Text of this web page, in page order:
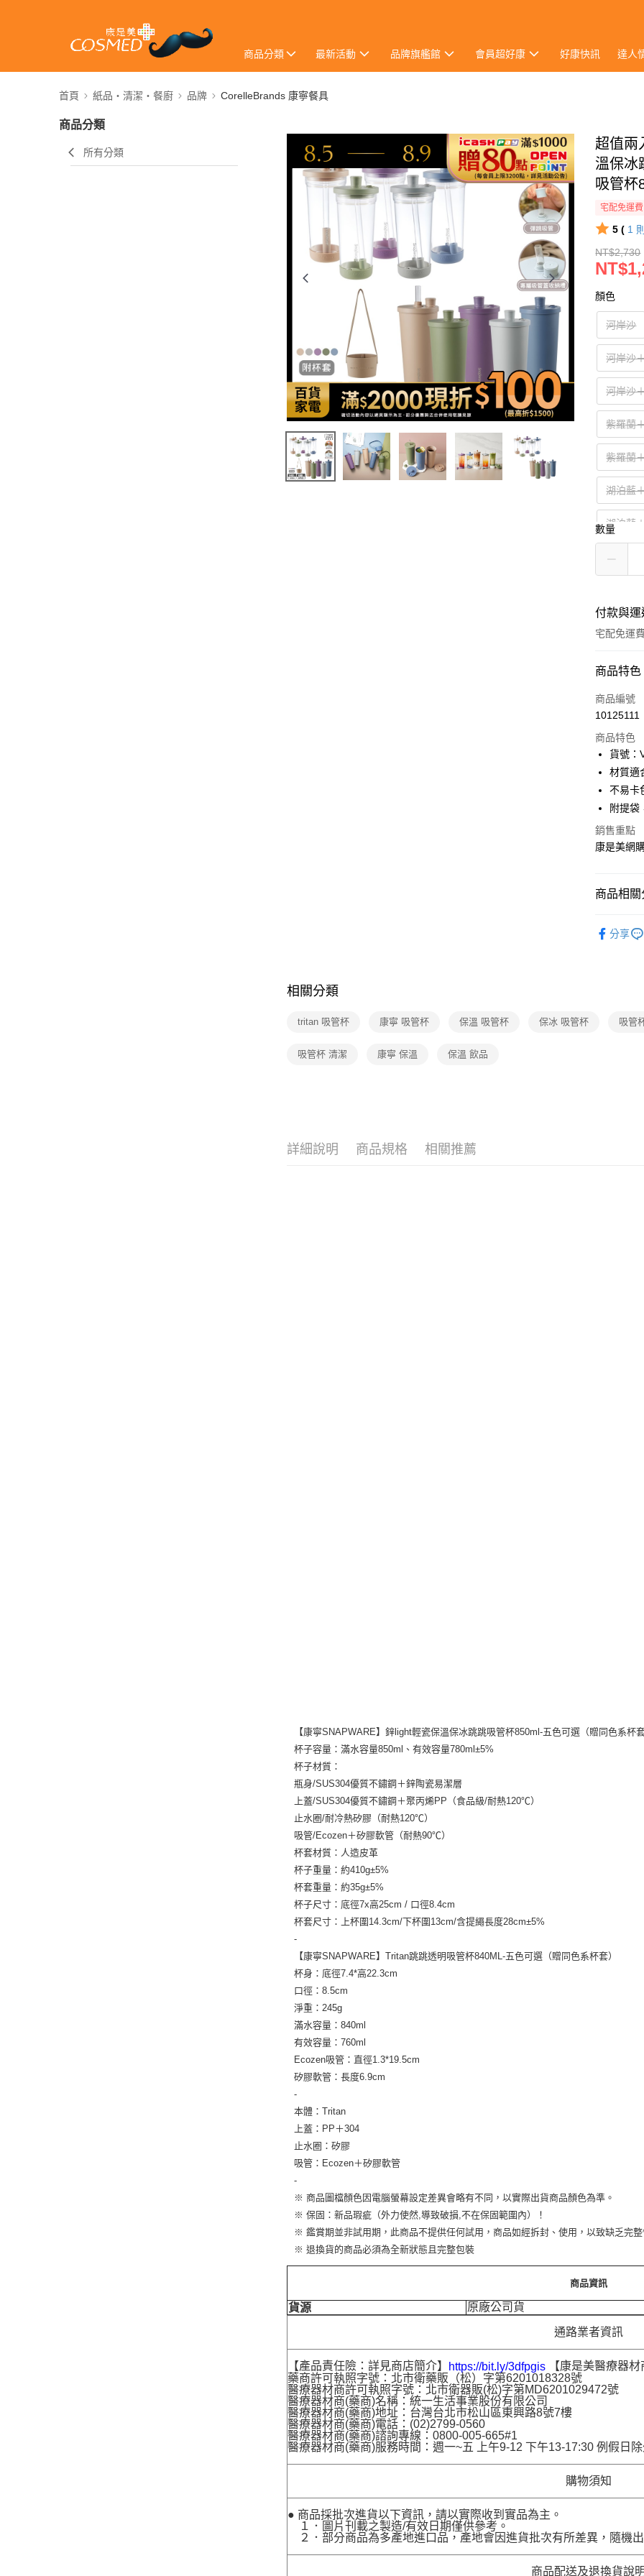
商品分類 最新活動 品牌旗艦館 會員超好康 好康快訊 達人
首頁 紙品・清潔・餐廚 品牌 CorelleBrands 康寧餐具
商品分類
所有分類
超值兩
溫保冰
吸管杯
宅配免運費
5 ( 1
NT$2,730
顏色
河岸沙
河岸沙
河岸沙
紫羅蘭
紫羅蘭
湖泊藍
湖泊藍
藤蔓綠
數量
付款與
宅配免運
付款方式
icash Pay
數位禮券
LINE Pay
Apple Pay
街口支付
運送方式
商品特色
商品編號
10125111
商品特色
貨號：
材質適
不易卡
附提袋
銷售重點
康是美網
商品相關
分享
相關分類
tritan 吸管杯 康寧 吸管杯 保溫 吸管杯 保冰 吸管杯 吸管
吸管杯 清潔 康寧 保溫 保溫 飲品
詳細說明 商品規格 相關推薦
【康寧SNAPWARE】鋅light輕瓷保溫保冰跳跳吸管杯850ml-五色可選（贈同色系杯
杯子容量：滿水容量850ml、有效容量780ml±5%
杯子材質：
瓶身/SUS304優質不鏽鋼＋鋅陶瓷易潔層
上蓋/SUS304優質不鏽鋼＋聚丙烯PP（食品級/耐熱120℃）
止水圈/耐冷熱矽膠（耐熱120℃）
吸管/Ecozen＋矽膠軟管（耐熱90℃）
杯套材質：人造皮革
杯子重量：約410g±5%
杯套重量：約35g±5%
杯子尺寸：底徑7x高25cm / 口徑8.4cm
杯套尺寸：上杯圍14.3cm/下杯圍13cm/含提繩長度28cm±5%
-
【康寧SNAPWARE】Tritan跳跳透明吸管杯840ML-五色可選（贈同色系杯套）
杯身：底徑7.4*高22.3cm
口徑：8.5cm
淨重：245g
滿水容量：840ml
有效容量：760ml
Ecozen吸管：直徑1.3*19.5cm
矽膠軟管：長度6.9cm
-
本體：Tritan
上蓋：PP＋304
止水圈：矽膠
吸管：Ecozen＋矽膠軟管
-
※ 商品圖檔顏色因電腦螢幕設定差異會略有不同，以實際出貨商品顏色為準。
※ 保固：新品瑕疵（外力使然,導致破損,不在保固範圍內）！
※ 鑑賞期並非試用期，此商品不提供任何試用，商品如經拆封、使用，以致缺乏完
※ 退換貨的商品必須為全新狀態且完整包裝
商品資訊
貨源 原廠公司貨
通路業者資訊
【產品責任險：詳見商店簡介】 https://bit.ly/3dfpgis 【康是美醫療器
藥商許可執照字號：北市衛藥販（松）字第6201018328號
醫療器材商許可執照字號：北市衛器販(松)字第MD6201029472號
醫療器材商(藥商)名稱：統一生活事業股份有限公司
醫療器材商(藥商)地址：台灣台北市松山區東興路8號7樓
醫療器材商(藥商)電話：(02)2799-0560
醫療器材商(藥商)諮詢專線：0800-005-665#1
醫療器材商(藥商)服務時間：週一~五 上午9-12 下午13-17:30 例假日
購物須知
● 商品採批次進貨以下資訊，請以實際收到實品為主。
１．圖片刊載之製造/有效日期僅供參考。
２．部分商品為多產地進口品，產地會因進貨批次有所差異，隨機
商品配送及退換貨說